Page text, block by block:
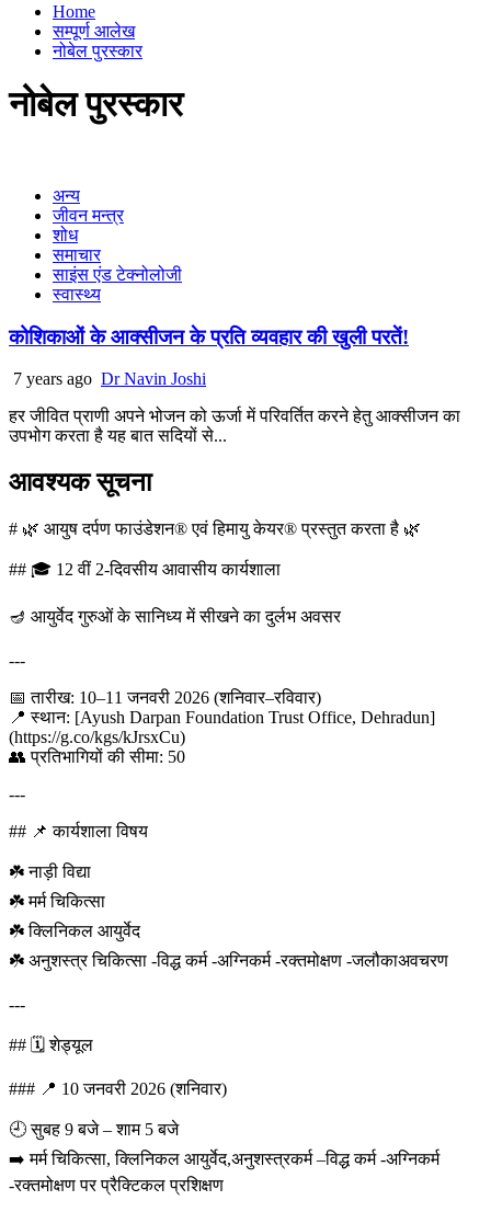
Home
सम्पूर्ण आलेख
नोबेल पुरस्कार
नोबेल पुरस्कार
अन्य
जीवन मन्त्र
शोध
समाचार
साइंस एंड टेक्नोलोजी
स्वास्थ्य
कोशिकाओं के आक्सीजन के प्रति व्यवहार की खुली परतें!
7 years ago Dr Navin Joshi
हर जीवित प्राणी अपने भोजन को ऊर्जा में परिवर्तित करने हेतु आक्सीजन का
उपभोग करता है यह बात सदियों से...
आवश्यक सूचना
# 🌿 आयुष दर्पण फाउंडेशन® एवं हिमायु केयर® प्रस्तुत करता है 🌿
## 🎓 12 वीं 2-दिवसीय आवासीय कार्यशाला
🪔 आयुर्वेद गुरुओं के सानिध्य में सीखने का दुर्लभ अवसर
---
📅 तारीख: 10–11 जनवरी 2026 (शनिवार–रविवार)
📍 स्थान: [Ayush Darpan Foundation Trust Office, Dehradun]
(https://g.co/kgs/kJrsxCu)
👥 प्रतिभागियों की सीमा: 50
---
## 📌 कार्यशाला विषय
☘️ नाड़ी विद्या
☘️ मर्म चिकित्सा
☘️ क्लिनिकल आयुर्वेद
☘️ अनुशस्त्र चिकित्सा -विद्ध कर्म -अग्निकर्म -रक्तमोक्षण -जलौकाअवचरण
---
## 🗓️ शेड्यूल
### 📍 10 जनवरी 2026 (शनिवार)
🕘 सुबह 9 बजे – शाम 5 बजे
➡️ मर्म चिकित्सा, क्लिनिकल आयुर्वेद,अनुशस्त्रकर्म –विद्ध कर्म -अग्निकर्म
-रक्तमोक्षण पर प्रैक्टिकल प्रशिक्षण